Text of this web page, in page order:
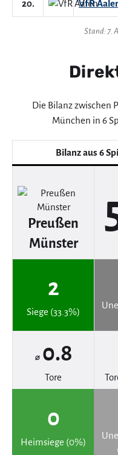
20. VfR
Stand: 7.
Die Bilanz zwischen
München in 6
Bilanz aus 6
Preußen
Münster
2
Siege (33.3%)
⌀ 0.8
Tore
0
Heimsiege (0%)